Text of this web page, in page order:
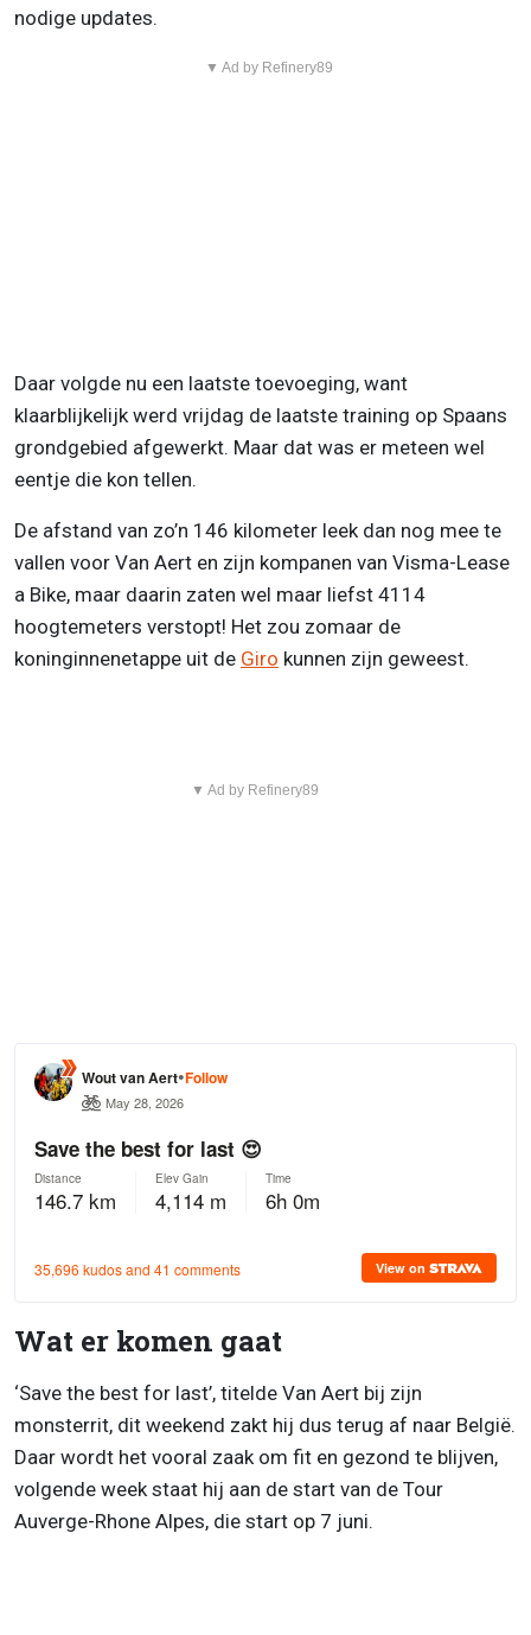
nodige updates.
▼ Ad by Refinery89
Daar volgde nu een laatste toevoeging, want
klaarblijkelijk werd vrijdag de laatste training op Spaans
grondgebied afgewerkt. Maar dat was er meteen wel
eentje die kon tellen.
De afstand van zo’n 146 kilometer leek dan nog mee te
vallen voor Van Aert en zijn kompanen van Visma-Lease
a Bike, maar daarin zaten wel maar liefst 4114
hoogtemeters verstopt! Het zou zomaar de
koninginnenetappe uit de Giro kunnen zijn geweest.
▼ Ad by Refinery89
Wat er komen gaat
‘Save the best for last’, titelde Van Aert bij zijn
monsterrit, dit weekend zakt hij dus terug af naar België.
Daar wordt het vooral zaak om fit en gezond te blijven,
volgende week staat hij aan de start van de Tour
Auverge-Rhone Alpes, die start op 7 juni.